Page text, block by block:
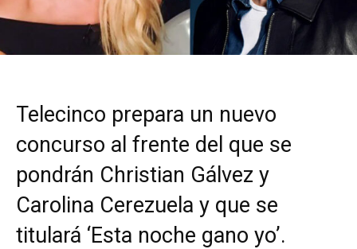
Telecinco prepara un nuevo
concurso al frente del que se
pondrán Christian Gálvez y
Carolina Cerezuela y que se
titulará ‘Esta noche gano yo’.